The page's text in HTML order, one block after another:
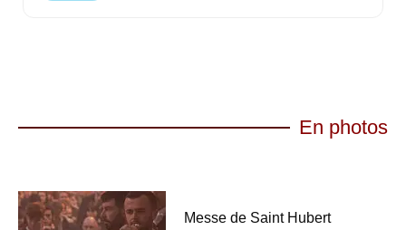
En photos
Messe de Saint Hubert